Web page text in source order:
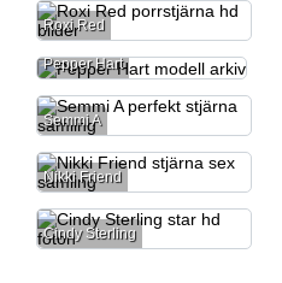
Roxi Red
Pepper Hart
Semmi A
Nikki Friend
Cindy Sterling